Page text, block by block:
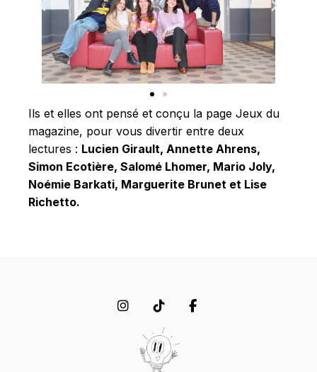
Ils et elles ont pensé et conçu la page Jeux du
magazine, pour vous divertir entre deux
lectures : Lucien Girault, Annette Ahrens,
Simon Ecotière, Salomé Lhomer, Mario Joly,
Noémie Barkati, Marguerite Brunet et Lise
Richetto.